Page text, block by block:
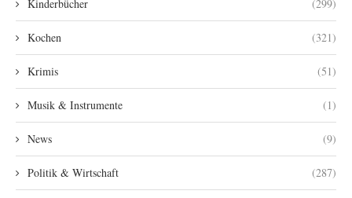
Kinderbücher (299)
Kochen (321)
Krimis (51)
Musik & Instrumente (1)
News (9)
Politik & Wirtschaft (287)